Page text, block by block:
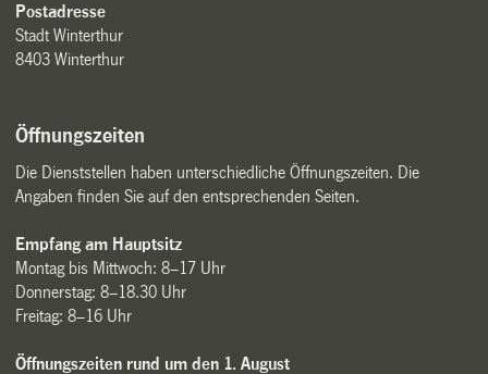
Postadresse
Stadt Winterthur
8403 Winterthur
Öffnungszeiten
Die Dienststellen haben unterschiedliche Öffnungszeiten. Die
Angaben finden Sie auf den entsprechenden Seiten.
Empfang am Hauptsitz
Montag bis Mittwoch: 8–17 Uhr
Donnerstag: 8–18.30 Uhr
Freitag: 8–16 Uhr
Öffnungszeiten rund um den 1. August